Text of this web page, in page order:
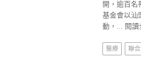
開，逾百名
基金會以汕
動，... 閱讀
醫療 聯